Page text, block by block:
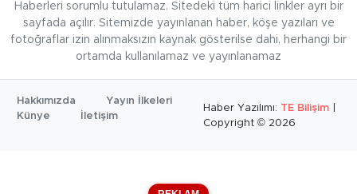
Haberleri sorumlu tutulamaz. Sitedeki tüm harici linkler ayrı bir
sayfada açılır. Sitemizde yayınlanan haber, köşe yazıları ve
fotoğraflar izin alınmaksızın kaynak gösterilse dahi, herhangi bir
ortamda kullanılamaz ve yayınlanamaz
Hakkımızda
Yayın İlkeleri
Künye
İletişim
Haber Yazılımı: TE Bilişim
Copyright © 2026